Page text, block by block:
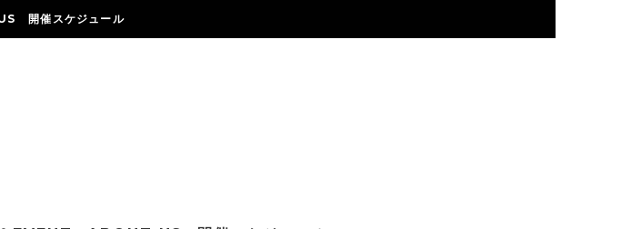
開催スケジュール